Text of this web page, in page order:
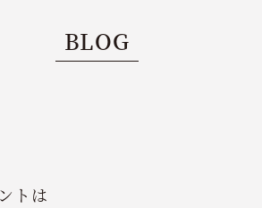
BLOG
トは